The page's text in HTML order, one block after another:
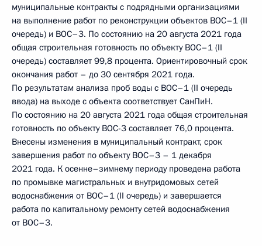
муниципальные контракты с подрядными организациями
на выполнение работ по реконструкции объектов ВОС–1 (II
очередь) и ВОС–3. По состоянию на 20 августа 2021 года
общая строительная готовность по объекту ВОС–1 (II
очередь) составляет 99,8 процента. Ориентировочный срок
окончания работ – до 30 сентября 2021 года.
По результатам анализа проб воды с ВОС–1 (II очередь
ввода) на выходе с объекта соответствует СанПиН.
По состоянию на 20 августа 2021 года общая строительная
готовность по объекту ВОС-3 составляет 76,0 процента.
Внесены изменения в муниципальный контракт, срок
завершения работ по объекту ВОС–3 – 1 декабря
2021 года. К осенне–зимнему периоду проведена работа
по промывке магистральных и внутридомовых сетей
водоснабжения от ВОС–1 (II очередь) и завершается
работа по капитальному ремонту сетей водоснабжения
от ВОС–3.